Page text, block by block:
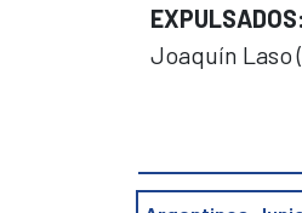
EXPULSADOS:
Joaquín Laso